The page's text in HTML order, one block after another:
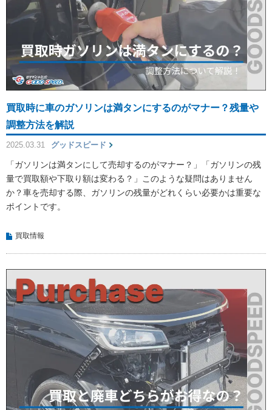
買取時に車のガソリンは満タンにするのがマナー？残量や
調整方法を解説
2025.03.31 グッドスピード
「ガソリンは満タンにして売却するのがマナー？」「ガソリンの残
量で買取額や下取り額は変わる？」このような疑問はありません
か？車を売却する際、ガソリンの残量がどれくらい必要かは重要な
ポイントです。
買取情報